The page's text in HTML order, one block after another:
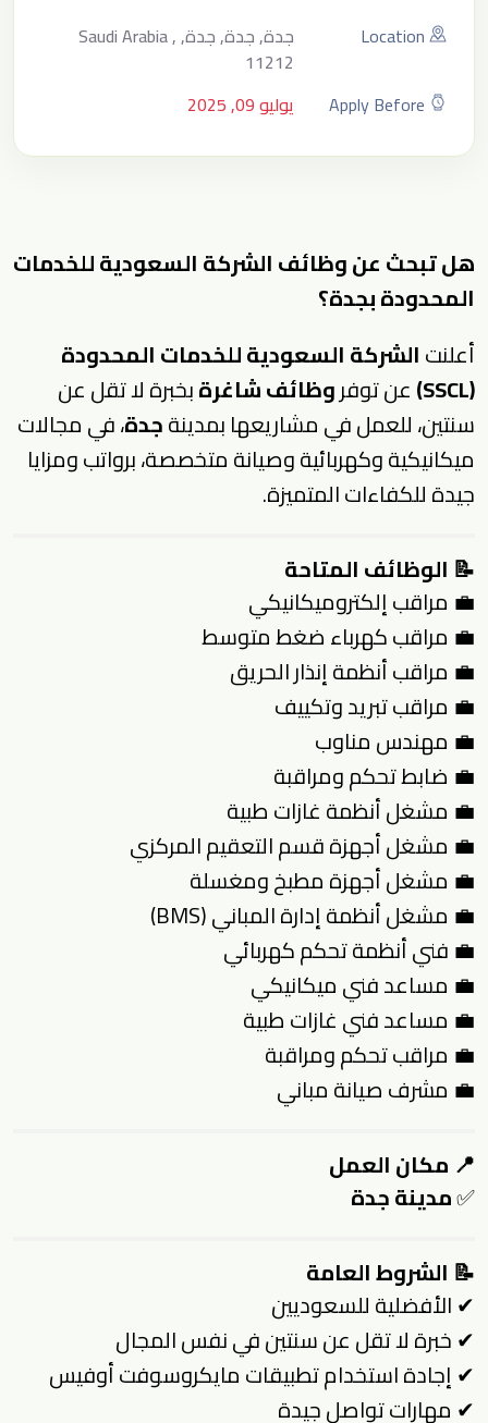
Location
جدة, جدة, جدة, Saudi Arabia ,
11212
Apply Before
يوليو 09, 2025
هل تبحث عن وظائف الشركة السعودية للخدمات
المحدودة بجدة؟
أعلنتالشركة السعودية للخدمات المحدودة
(SSCL)
عن توفروظائف شاغرةبخبرة لا تقل عن
سنتين، للعمل في مشاريعها بمدينةجدة، في مجالات
ميكانيكية وكهربائية وصيانة متخصصة، برواتب ومزايا
جيدة للكفاءات المتميزة.
📝 الوظائف المتاحة
💼 مراقب إلكتروميكانيكي
💼 مراقب كهرباء ضغط متوسط
💼 مراقب أنظمة إنذار الحريق
💼 مراقب تبريد وتكييف
💼 مهندس مناوب
💼 ضابط تحكم ومراقبة
💼 مشغل أنظمة غازات طبية
💼 مشغل أجهزة قسم التعقيم المركزي
💼 مشغل أجهزة مطبخ ومغسلة
💼 مشغل أنظمة إدارة المباني (BMS)
💼 فني أنظمة تحكم كهربائي
💼 مساعد فني ميكانيكي
💼 مساعد فني غازات طبية
💼 مراقب تحكم ومراقبة
💼 مشرف صيانة مباني
📍 مكان العمل
✅مدينة جدة
📝 الشروط العامة
✔ الأفضلية للسعوديين
✔ خبرة لا تقل عن سنتين في نفس المجال
✔ إجادة استخدام تطبيقات مايكروسوفت أوفيس
✔ مهارات تواصل جيدة